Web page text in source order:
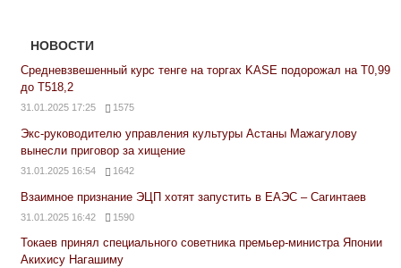
НОВОСТИ
Средневзвешенный курс тенге на торгах KASE подорожал на Т0,99
до Т518,2
31.01.2025 17:25 1575
Экс-руководителю управления культуры Астаны Мажагулову
вынесли приговор за хищение
31.01.2025 16:54 1642
Взаимное признание ЭЦП хотят запустить в ЕАЭС – Сагинтаев
31.01.2025 16:42 1590
Токаев принял специального советника премьер-министра Японии
Акихису Нагашиму